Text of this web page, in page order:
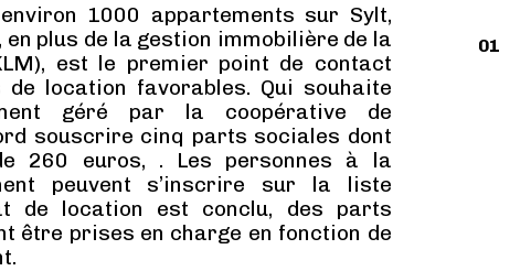
1000 appartements sur Sylt,
plus de la gestion immobilière de la
est le premier point de contact
de location favorables. Qui souhaite
géré par la coopérative de
souscrire cinq parts sociales dont
260 euros, . Les personnes à la
peuvent s’inscrire sur la liste
de location est conclu, des parts
être prises en charge en fonction de
01